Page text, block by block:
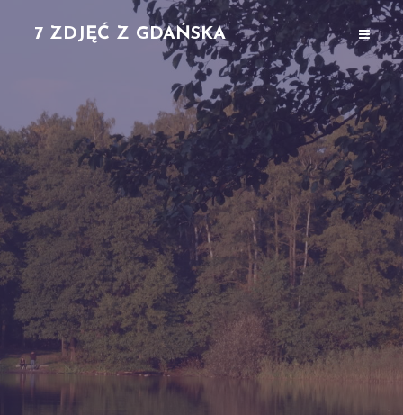
7 ZDJĘĆ Z GDAŃSKA